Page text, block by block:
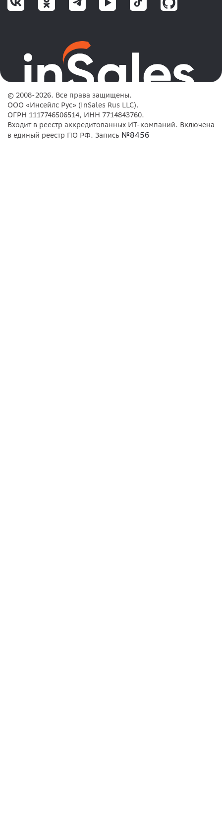
© 2008-2026. Все права защищены.
ООО «Инсейлс Рус» (InSales Rus LLC).
ОГРН 1117746506514, ИНН 7714843760.
Входит в реестр аккредитованных ИТ-компаний. Включена
в единый реестр ПО РФ. Запись №8456